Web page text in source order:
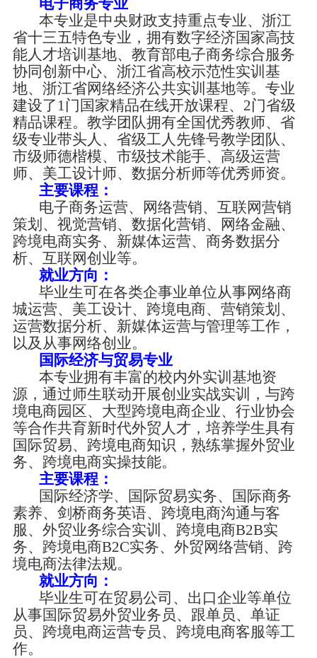
本专业是中央财政支持重点专业、浙江
省十三五特色专业，拥有数字经济国家高技
能人才培训基地、教育部电子商务综合服务
协同创新中心、浙江省高校示范性实训基
地、浙江省网络经济公共实训基地等。专业
建设了 1门国家精品在线开放课程、2门省级
精品课程。教学团队拥有全国优秀教师、省
级专业带头人、省级工人先锋号教学团队、
市级师德楷模、市级技术能手、高级运营
师、美工设计师、数据分析师等优秀师资。
主要课程：
电子商务运营、网络营销、互联网营销
策划、视觉营销、数据化营销、网络金融、
跨境电商实务、新媒体运营、商务数据分
析、互联网创业等。
就业方向：
毕业生可在各类企事业单位从事网络商
城运营、美工设计、跨境电商、营销策划、
运营数据分析、新媒体运营与管理等工作，
以及从事网络创业。
国际经济与贸易专业
本专业拥有丰富的校内外实训基地资
源，通过师生联动开展创业实战实训，与跨
境电商园区、大型跨境电商企业、行业协会
等合作共育新时代外贸人才，培养学生具有
国际贸易、跨境电商知识，熟练掌握外贸业
务、跨境电商实操技能。
主要课程：
国际经济学、国际贸易实务、国际商务
素养、剑桥商务英语、跨境电商沟通与客
服、外贸业务综合实训、跨境电商B2B实
务、跨境电商B2C实务、外贸网络营销、跨
境电商法律法规。
就业方向：
毕业生可在贸易公司、出口企业等单位
从事国际贸易外贸业务员、跟单员、单证
员、跨境电商运营专员、跨境电商客服等工
作。